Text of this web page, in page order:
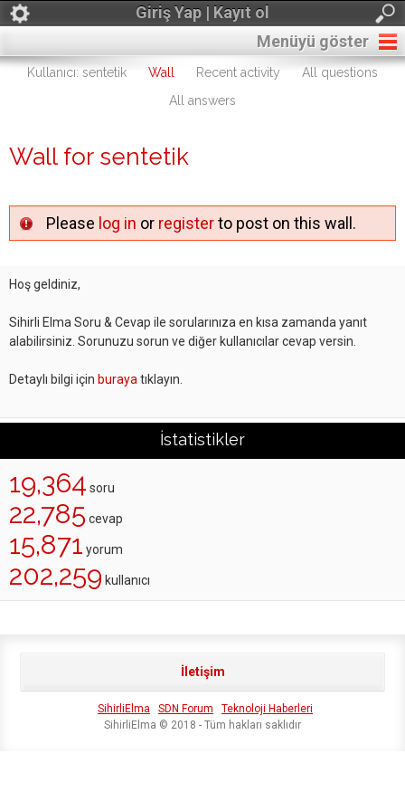
Giriş Yap | Kayıt ol
Menüyü göster
Kullanıcı: sentetik Wall Recent activity
All questions
All answers
Wall for sentetik
Please log in or registerto post on this wall.
Hoş geldiniz,
Sihirli Elma Soru & Cevap ile sorularınıza en kısa zamanda yanıt
alabilirsiniz. Sorunuzu sorun ve diğer kullanıcılar cevap versin.
Detaylı bilgi için buraya tıklayın.
İstatistikler
19,364 soru
22,785 cevap
15,871 yorum
202,259 kullanıcı
İletişim
SihirliElma SDN Forum
Teknoloji Haberleri
SihirliElma © 2018 - Tüm hakları saklıdır